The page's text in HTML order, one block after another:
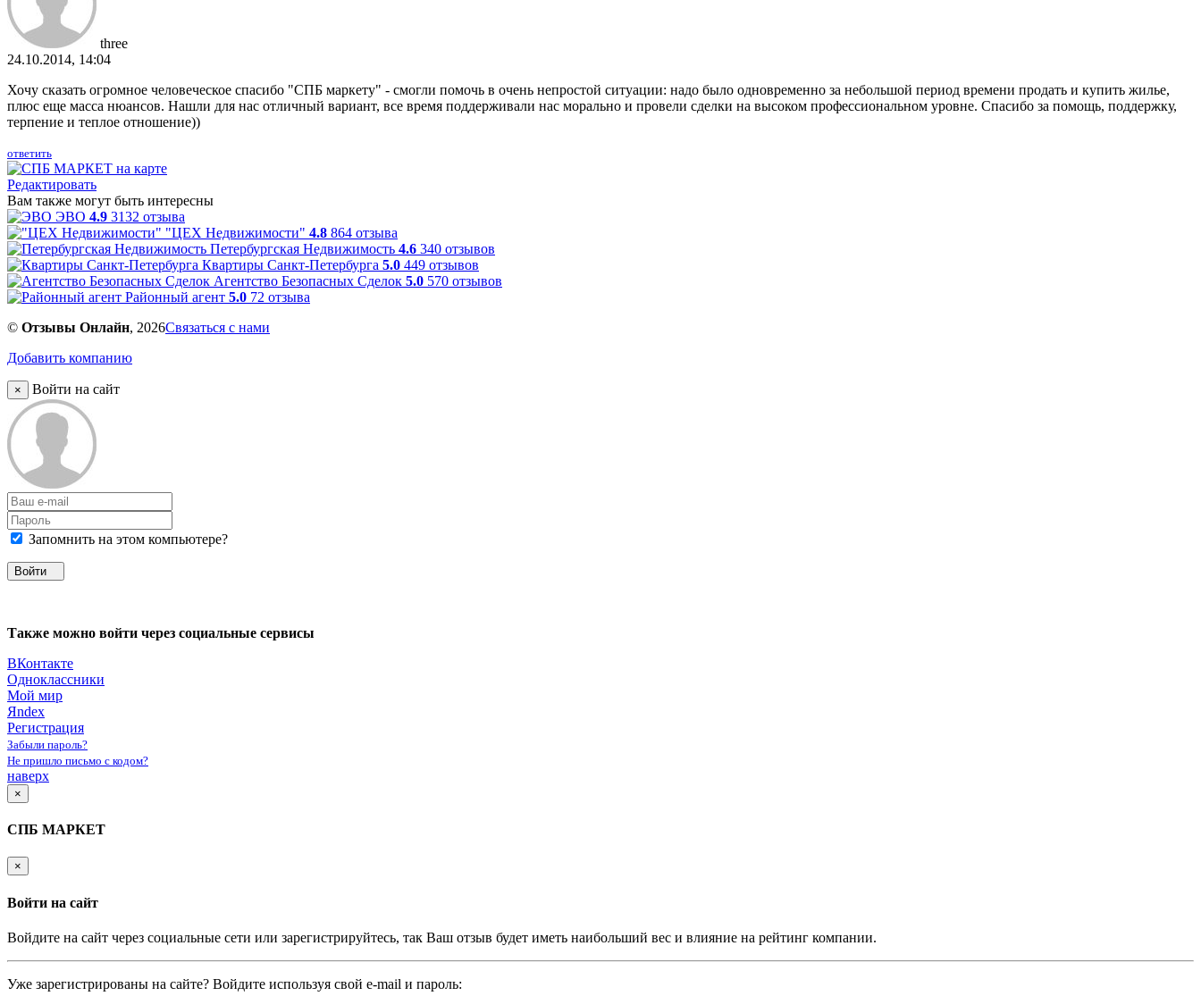
three
24.10.2014, 14:04
Хочу сказать огромное человеческое спасибо "СПБ маркету" - смогли помочь в очень непростой ситуации: надо было одновременно за небольшой период времени продать и купить жилье,
плюс еще масса нюансов. Нашли для нас отличный вариант, все время поддерживали нас морально и провели сделки на высоком профессиональном уровне. Спасибо за помощь, поддержку,
терпение и теплое отношение))
ответить
Редактировать
Вам также могут быть интересны
ЭВО 4.9 3132 отзыва
"ЦЕХ Недвижимости" 4.8 864 отзыва
Петербургская Недвижимость 4.6 340 отзывов
Квартиры Санкт-Петербурга 5.0 449 отзывов
Агентство Безопасных Сделок 5.0 570 отзывов
Районный агент 5.0 72 отзыва
© Отзывы Онлайн, 2026Связаться с нами
Добавить компанию
× Войти на сайт
Запомнить на этом компьютере?
Войти
Также можно войти через социальные сервисы
ВКонтакте
Одноклассники
Мой мир
Яndex
Регистрация
Забыли пароль?
Не пришло письмо с кодом?
наверх
×
СПБ МАРКЕТ
×
Войти на сайт
Войдите на сайт через социальные сети или зарегистрируйтесь, так Ваш отзыв будет иметь наибольший вес и влияние на рейтинг компании.
Уже зарегистрированы на сайте? Войдите используя свой e-mail и пароль: